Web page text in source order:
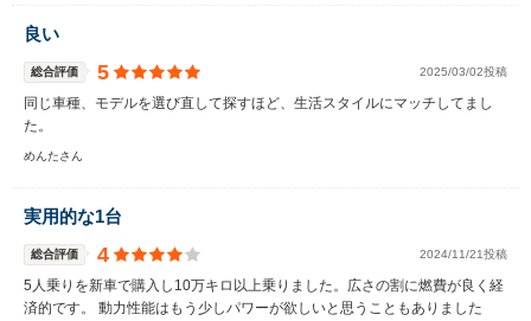
良い
総合評価 5 2025/03/02投稿
同じ車種、モデルを選び直して探すほど、生活スタイルにマッチしてまし
た。
めんたさん
実用的な1台
総合評価 4 2024/11/21投稿
5人乗りを新車で購入し10万キロ以上乗りました。広さの割に燃費が良く経
済的です。 動力性能はもう少しパワーが欲しいと思うこともありました